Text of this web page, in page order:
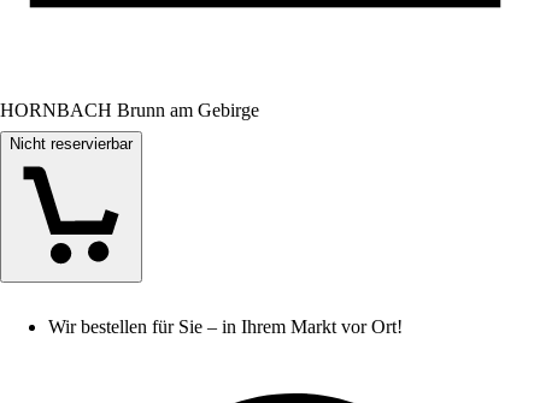
HORNBACH Brunn am Gebirge
Nicht reservierbar
Wir bestellen für Sie – in Ihrem Markt vor Ort!